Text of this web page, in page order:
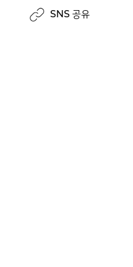
SNS 공유